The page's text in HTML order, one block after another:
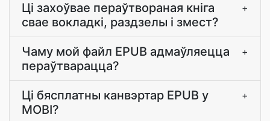
Ці захоўвае пераўтвораная кніга
свае вокладкі, раздзелы і змест?
+
Чаму мой файл EPUB адмаўляецца
пераўтварацца?
+
Ці бясплатны канвэртар EPUB у
MOBI?
+